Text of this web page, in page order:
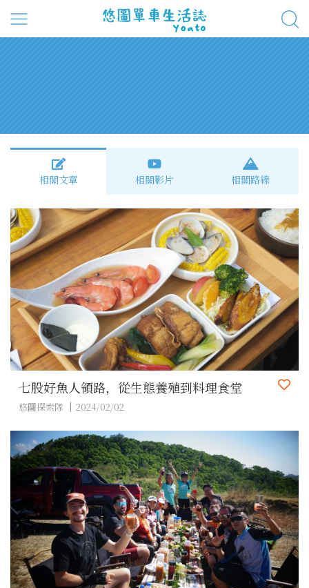
相關文章 相關影片 相關路線
七股好魚人領路，從生態養殖到料理食堂
悠圖探索隊 2024/02/02